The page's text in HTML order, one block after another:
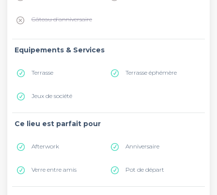
Gâteau d'anniversaire
Equipements & Services
Terrasse Terrasse éphémère
Jeux de société
Ce lieu est parfait pour
Afterwork Anniversaire
Verre entre amis Pot de départ